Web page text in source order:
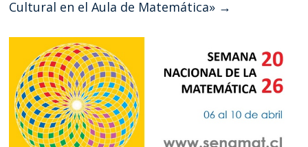
Cultural en el Aula de Matemática» →